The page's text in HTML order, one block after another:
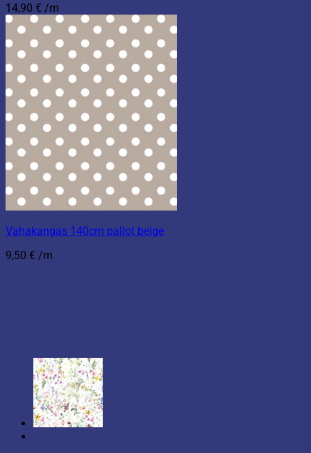
14,90 € /m
Vahakangas 140cm pallot beige
9,50 € /m